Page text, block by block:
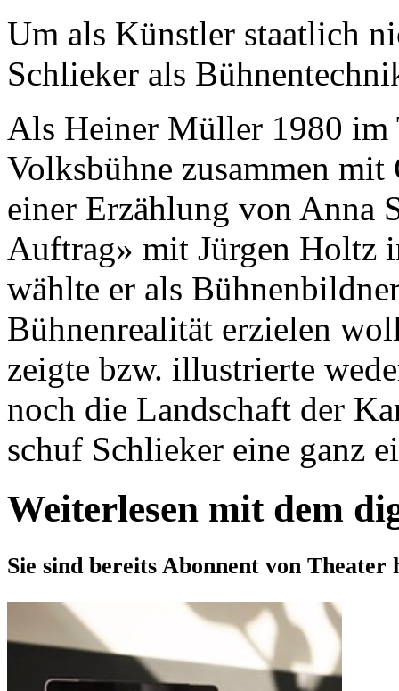
Um als Künstler staatlich
Schlieker als
Als Heiner Müller 1980 im
Volksbühne zusammen
einer Erzählung von Anna
Auftrag» mit Jürgen Holtz
wählte er als
Bühnenrealität erzielen
zeigte bzw. illustrierte
noch die Landschaft der
schuf Schlieker eine ganz
Weiterlesen mit dem
Sie sind bereits Abonnent von Theater